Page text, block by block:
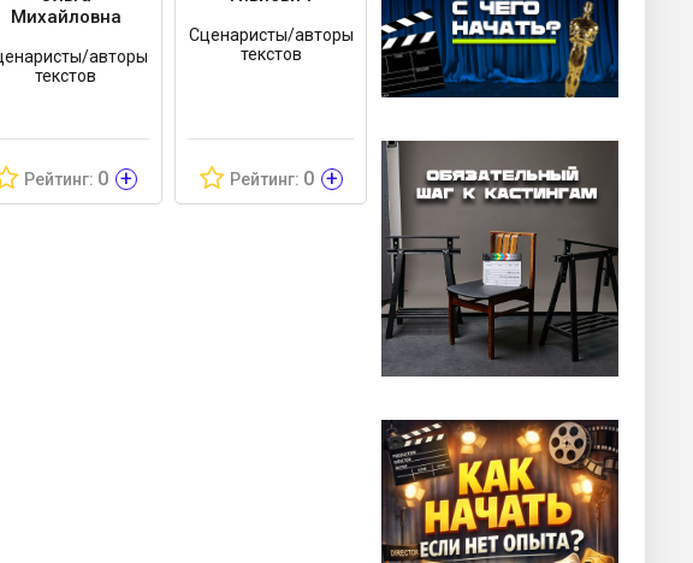
Михайловна
авторы
текстов
Рейтинг: 0 +
Сценаристы/авторы
текстов
Рейтинг: 0 +